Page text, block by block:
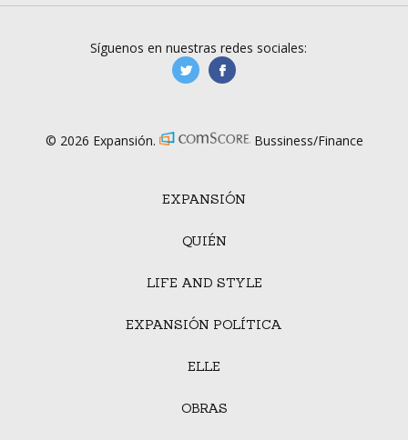
EXPANSIÓN
QUIÉN
LIFE AND STYLE
EXPANSIÓN POLÍTICA
ELLE
OBRAS
Síguenos en nuestras redes sociales:
manufacturaGE
© 2026 Expansión. Bussiness/Finance